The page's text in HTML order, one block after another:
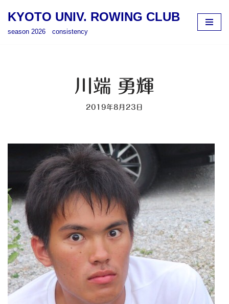
KYOTO UNIV. ROWING CLUB
season 2026 consistency
川端 勇輝
2019年8月23日